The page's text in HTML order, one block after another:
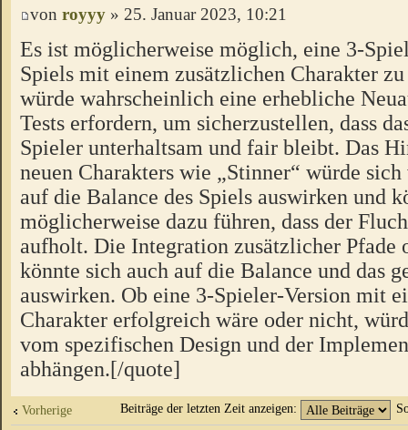
von royyy » 25. Januar 2023, 10:21
Es ist möglicherweise möglich, eine 3-
Spiels mit einem zusätzlichen Charakter
würde wahrscheinlich eine erhebliche
Tests erfordern, um sicherzustellen, dass
Spieler unterhaltsam und fair bleibt. Das
neuen Charakters wie „Stinner“ würde
auf die Balance des Spiels auswirken und
möglicherweise dazu führen, dass der
aufholt. Die Integration zusätzlicher Pfade
könnte sich auch auf die Balance und das
auswirken. Ob eine 3-Spieler-Version mit
Charakter erfolgreich wäre oder nicht,
vom spezifischen Design und der
abhängen.[/quote]
Vorherige Beiträge der letzten Zeit anzeigen: